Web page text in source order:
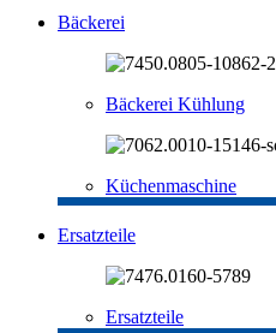
Bäckerei
Bäckerei Kühlung
Küchenmaschine
Ersatzteile
Ersatzteile